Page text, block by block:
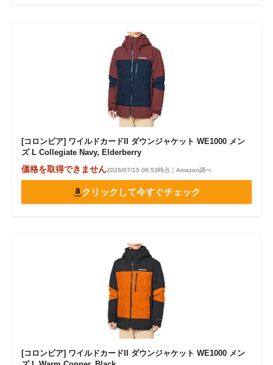
[コロンビア] ワイルドカードII ダウンジャケット WE1000 メン
ズ L Collegiate Navy, Elderberry
価格を取得できません2026/07/15 08:53時点｜Amazon調べ
クリックして今すぐチェック
[コロンビア] ワイルドカードII ダウンジャケット WE1000 メン